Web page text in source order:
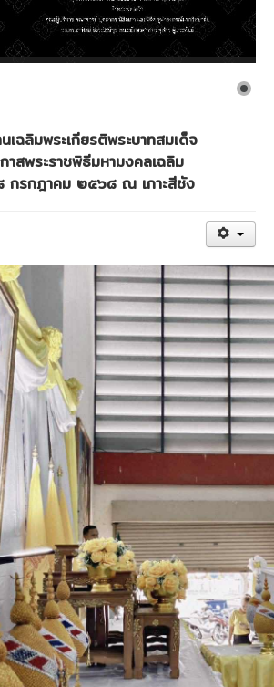
ะเภทต่างๆ ของสถาบัน
เฉลิมพระเกียรติพระบาทสมเด็จ
าสพระราชพิธีมหามงคลเฉลิม
กรกฎาคม ๒๕๖๘ ณ เกาะสีชัง